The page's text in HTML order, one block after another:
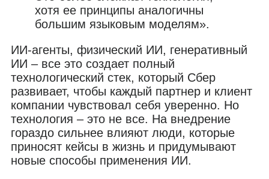
хотя ее принципы аналогичны
большим языковым моделям».
ИИ-агенты, физический ИИ, генеративный
ИИ – все это создает полный
технологический стек, который Сбер
развивает, чтобы каждый партнер и клиент
компании чувствовал себя уверенно. Но
технология – это не все. На внедрение
гораздо сильнее влияют люди, которые
приносят кейсы в жизнь и придумывают
новые способы применения ИИ.